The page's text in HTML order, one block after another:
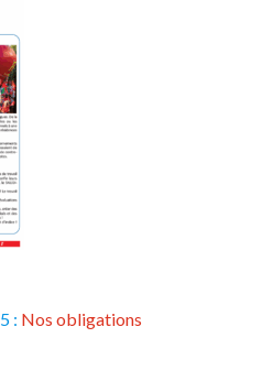
: Nos obligations